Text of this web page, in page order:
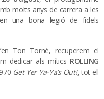
molts anys de carrera a les
una bona legió de fidels
Ton Torné, recuperem el
dedicar als mítics ROLLING
Get Yer Ya-Ya’s Out!, tot ell